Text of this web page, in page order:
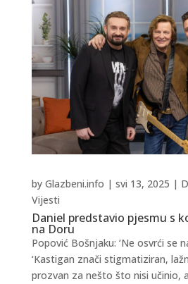
Daniel predstavio pjesmu s
na Doru
by Glazbeni.info | svi 13, 2025 |
Vijesti
Popović Bošnjaku: ‘Ne osvrći se
‘Kastigan znači stigmatiziran,
prozvan za nešto što nisi učinio,